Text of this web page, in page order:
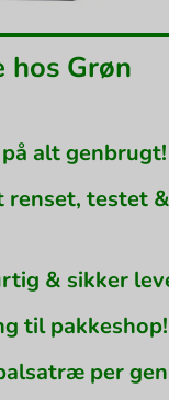
hos Grøn
alt genbrugt!
renset, testet &
& sikker
til
per